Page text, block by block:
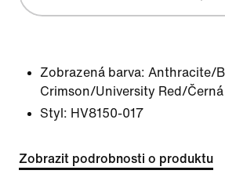
Zobrazená barva: Anthracite/
Crimson/University Red/Černá
Styl: HV8150-017
Zobrazit podrobnosti o produktu